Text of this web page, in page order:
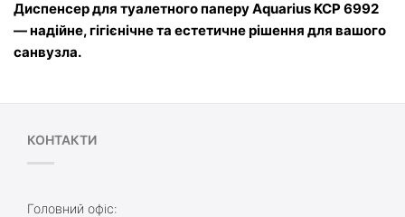
Диспенсер для туалетного паперу Aquarius KCP 6992
— надійне, гігієнічне та естетичне рішення для вашого
санвузла.
КОНТАКТИ
Головний офіс: